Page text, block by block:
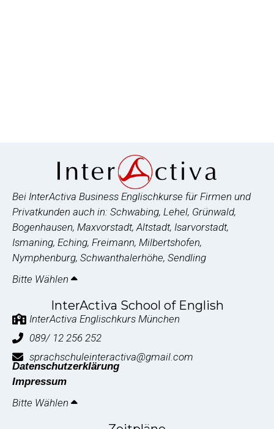
Bei InterActiva Business Englischkurse für Firmen und
Privatkunden auch in: Schwabing, Lehel, Grünwald,
Bogenhausen, Maxvorstadt, Altstadt, Isarvorstadt,
Ismaning, Eching, Freimann, Milbertshofen,
Nymphenburg, Schwanthalerhöhe, Sendling
Bitte Wählen
InterActiva School of English
InterActiva Englischkurs München
089/ 12 256 252
sprachschuleinteractiva@gmail.com
Datenschutzerklärung
Impressum
Bitte Wählen